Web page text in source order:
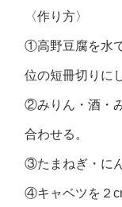
〈作り方〉
①高野豆腐を水
位の短冊切りに
②みりん・酒・
合わせる。
③たまねぎ・に
④キャベツを２